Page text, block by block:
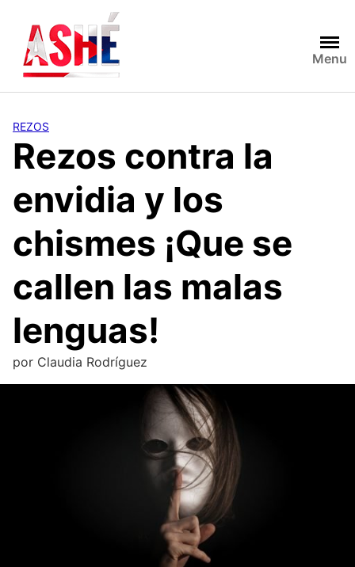
contenido
Menu
REZOS
Rezos contra la
envidia y los
chismes ¡Que se
callen las malas
lenguas!
por Claudia Rodríguez